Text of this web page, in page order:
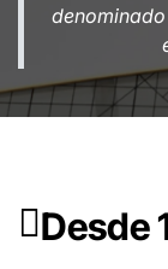
Desde